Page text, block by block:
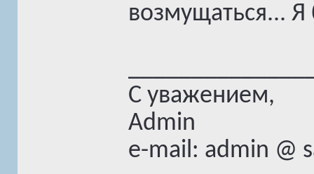
возмущаться...
С уважением,
Admin
e-mail: admin @